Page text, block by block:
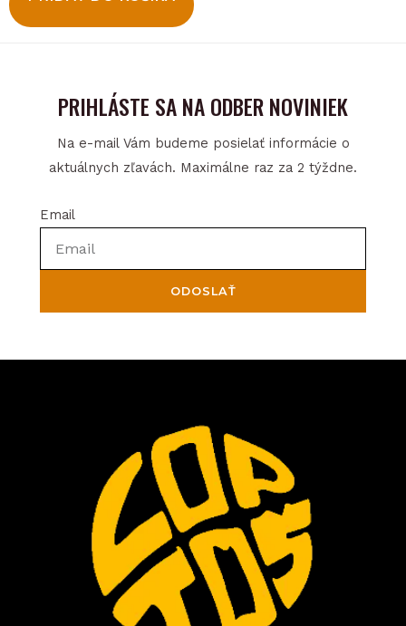
PRIHLÁSTE SA NA ODBER NOVINIEK
Na e-mail Vám budeme posielať informácie o
aktuálnych zľavách. Maximálne raz za 2 týždne.
Email
ODOSLAŤ